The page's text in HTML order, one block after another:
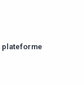
plateforme